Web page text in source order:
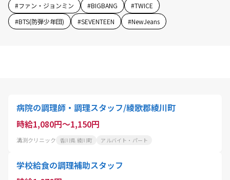
#ファン・ジョンミン #BIGBANG #TWICE
#BTS(防弾少年団) #SEVENTEEN #NewJeans
病院の調理師・調理スタッフ/綾歌郡綾川町
時給1,080円～1,150円
溝渕クリニック 香川県 綾川町 アルバイト・パート
学校給食の調理補助スタッフ